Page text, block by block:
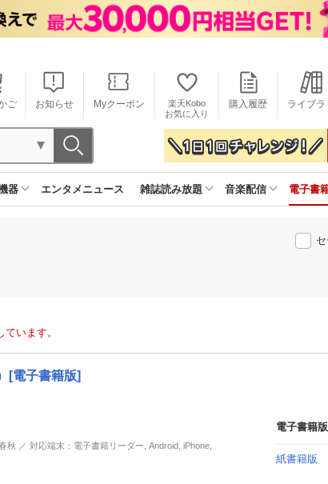
ご お知らせ Myクーポン
楽天Kobo
お気に入り
購入履歴 ライブラ
器 エンタメニュース 雑誌読み放題 音楽配信 電子書
います。
[電子書籍版]
／ 対応端末：電子書籍リーダー, Android, iPhone,
電子書籍版
紙書籍版